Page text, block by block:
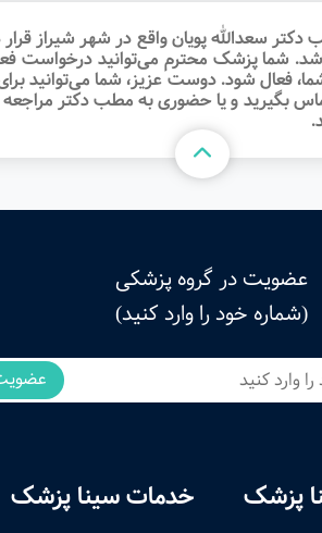
سعدالله پویان واقع در شهر شیراز قرار
باشد. شما پزشک محترم می‌توانید
فعال شود. دوست عزیز، شما می‌توانید
بگیرید و یا حضوری به مطب دکتر مراجعه
عضویت در گروه پزشکی
(شماره خود را وارد کنید)
پزشک خدمات سینا پزشک